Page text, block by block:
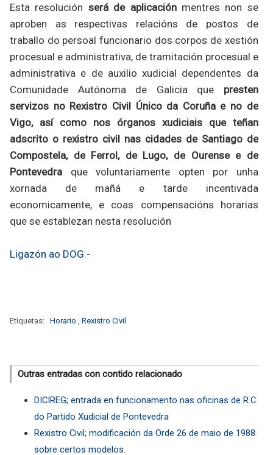
Esta resolución será de aplicación mentres non se
aproben as respectivas relacións de postos de
traballo do persoal funcionario dos corpos de xestión
procesual e administrativa, de tramitación procesual e
administrativa e de auxilio xudicial dependentes da
Comunidade Autónoma de Galicia que presten
servizos no Rexistro Civil Único da Coruña e no de
Vigo, así como nos órganos xudiciais que teñan
adscrito o rexistro civil nas cidades de Santiago de
Compostela, de Ferrol, de Lugo, de Ourense e de
Pontevedra que voluntariamente opten por unha
xornada de mañá e tarde incentivada
economicamente, e coas compensacións horarias
que se establezan nesta resolución
Ligazón ao DOG.-
Etiquetas: Horario Rexistro Civil
Outras entradas con contido relacionado
DICIREG; entrada en funcionamento nas oficinas de R.C.
do Partido Xudicial de Pontevedra
Rexistro Civil; modificación da Orde 26 de maio de 1988
sobre certos modelos.